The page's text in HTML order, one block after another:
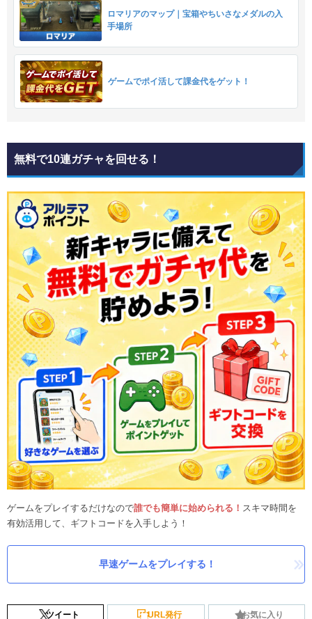
ロマリアのマップ｜宝箱やちいさなメダルの入
手場所
ゲームでポイ活して課金代をゲット！
無料で10連ガチャを回せる！
ゲームをプレイするだけなので誰でも簡単に始められる！ スキマ時間を
有効活用して、ギフトコードを入手しよう！
早速ゲームをプレイする！
ツイート URL発行 お気に入り